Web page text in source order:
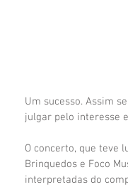
Um sucesso. Assim
julgar pelo interesse
O concerto, que teve
Brinquedos e Foco
interpretadas do